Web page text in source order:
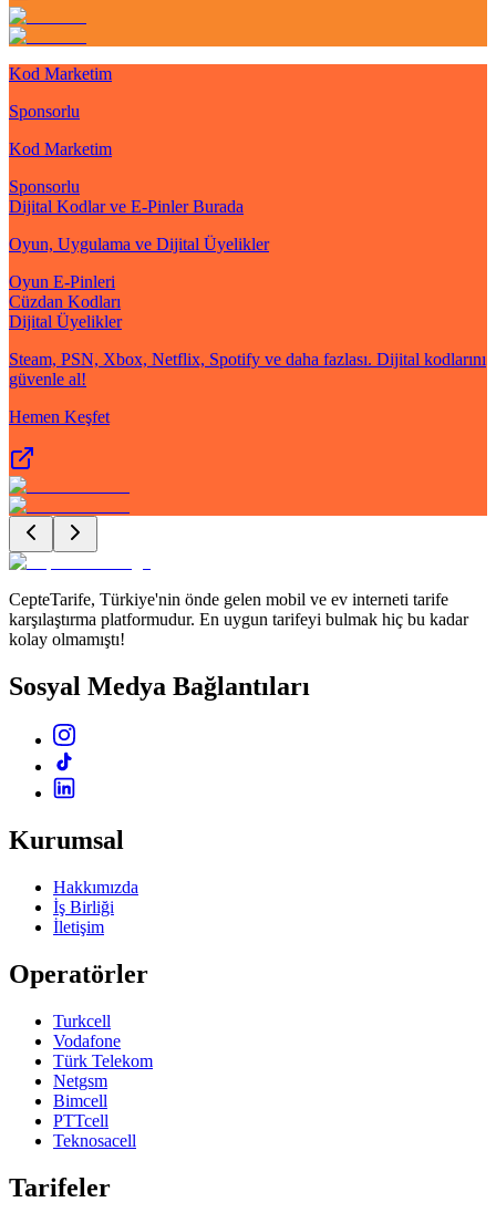
Kod Marketim
Sponsorlu
Kod Marketim
Sponsorlu
Dijital Kodlar ve E-Pinler Burada
Oyun, Uygulama ve Dijital Üyelikler
Oyun E-Pinleri
Cüzdan Kodları
Dijital Üyelikler
Steam, PSN, Xbox, Netflix, Spotify ve daha fazlası. Dijital kodlarını
güvenle al!
Hemen Keşfet
CepteTarife, Türkiye'nin önde gelen mobil ve ev interneti tarife
karşılaştırma platformudur. En uygun tarifeyi bulmak hiç bu kadar
kolay olmamıştı!
Sosyal Medya Bağlantıları
Kurumsal
Hakkımızda
İş Birliği
İletişim
Operatörler
Turkcell
Vodafone
Türk Telekom
Netgsm
Bimcell
PTTcell
Teknosacell
Tarifeler